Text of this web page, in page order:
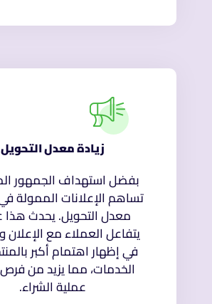
زيادة معدل التحويل
بفضل استهداف الجمهور
تساهم الإعلانات الممولة
معدل التحويل. يحدث هذا
يتفاعل العملاء مع الإعلان
في إظهار اهتمام أكبر
الخدمات، مما يزيد من
عملية الشراء.